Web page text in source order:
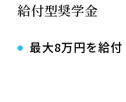
給付型奨学金
最大8万円を給付